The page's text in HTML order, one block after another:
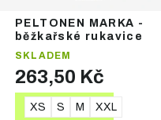
PELTONEN MARKA -
běžkařské rukavice
SKLADEM
263,50 Kč
DETAIL
XS S M XXL